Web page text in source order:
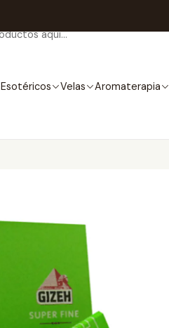
Esotéricos Velas Aromaterapia